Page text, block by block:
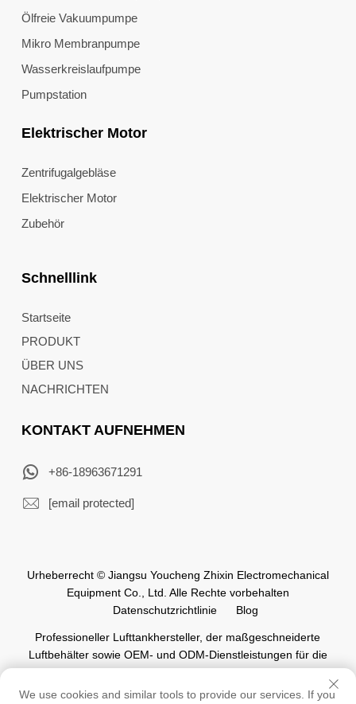
Ölfreie Vakuumpumpe
Mikro Membranpumpe
Wasserkreislaufpumpe
Pumpstation
Elektrischer Motor
Zentrifugalgebläse
Elektrischer Motor
Zubehör
Schnelllink
Startseite
PRODUKT
ÜBER UNS
NACHRICHTEN
KONTAKT AUFNEHMEN
+86-18963671291
[email protected]
Urheberrecht © Jiangsu Youcheng Zhixin Electromechanical
Equipment Co., Ltd. Alle Rechte vorbehalten
Datenschutzrichtlinie
Blog
Professioneller Lufttankhersteller, der maßgeschneiderte
Luftbehälter sowie OEM- und ODM-Dienstleistungen für die
weltweite Automatisierungsindustrie anbietet.
We use cookies and similar tools to provide our services. If you